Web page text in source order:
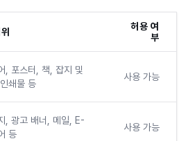
허용 여
부
, 포스터, 책, 잡지 및
쇄물 등
사용 가능
, 광고 배너, 메일, E-
등
사용 가능